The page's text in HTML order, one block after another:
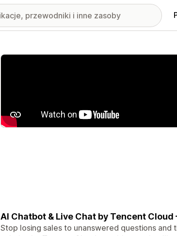
Wyróżnione obrazy w galerii
AI Chatbot & Live Chat by Tencent
Stop losing sales to unanswered questions